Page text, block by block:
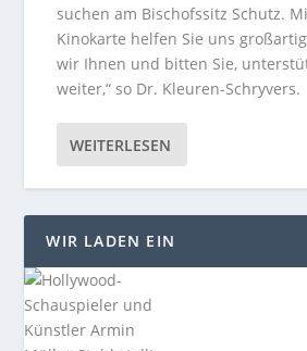
suchen am Bischofssitz Schutz.
Kinokarte helfen Sie uns
wir Ihnen und bitten Sie,
weiter,“ so Dr. Kleuren-Schryvers.
WEITERLESEN
WIR LADEN EIN